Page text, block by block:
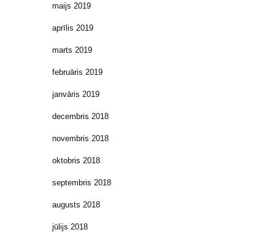
maijs 2019
aprīlis 2019
marts 2019
februāris 2019
janvāris 2019
decembris 2018
novembris 2018
oktobris 2018
septembris 2018
augusts 2018
jūlijs 2018